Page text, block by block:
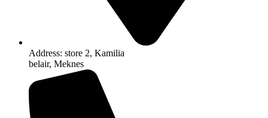
Address: store 2, Kamilia
belair, Meknes